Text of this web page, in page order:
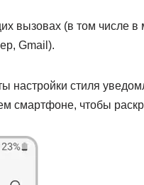
вызовах (в том числе
Gmail).
настройки стиля
смартфоне, чтобы